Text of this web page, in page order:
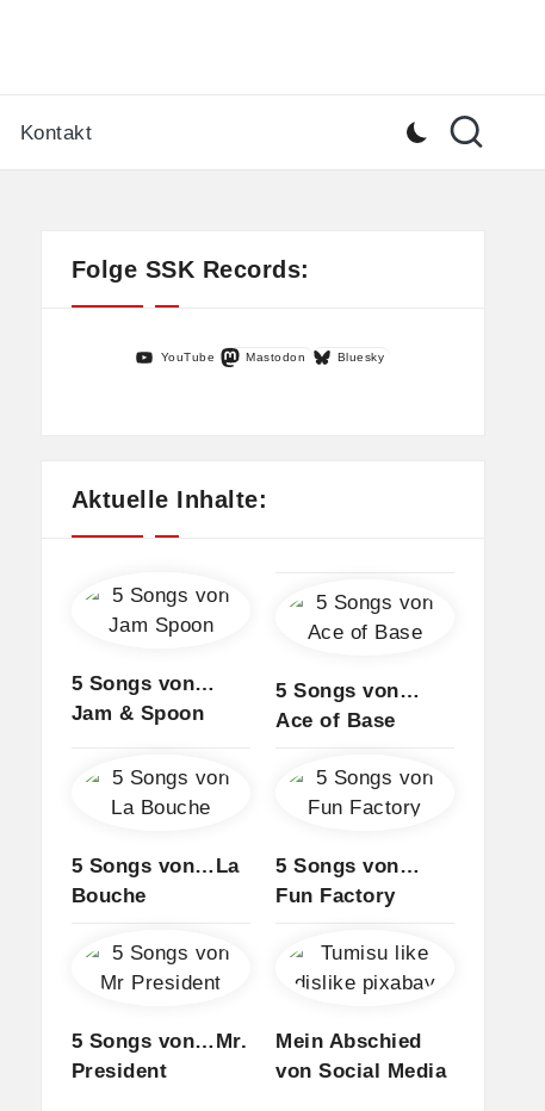
Kontakt
Folge SSK Records:
YouTube Mastodon Bluesky
Aktuelle Inhalte:
5 Songs von…
Jam & Spoon
5 Songs von…
Ace of Base
5 Songs von…La
Bouche
5 Songs von…
Fun Factory
5 Songs von…Mr.
President
Mein Abschied
von Social Media